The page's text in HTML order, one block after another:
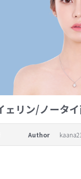
ェリン/ノータ
Author